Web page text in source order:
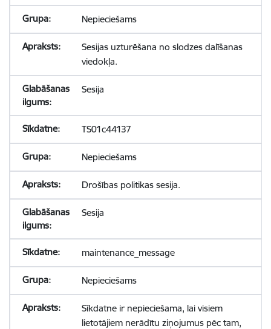
Nepieciešams
Sesijas uzturēšana no slodzes dalīšanas
viedokļa.
Sesija
TS01c44137
Nepieciešams
Drošības politikas sesija.
Sesija
maintenance_message
Nepieciešams
Sīkdatne ir nepieciešama, lai visiem
lietotājiem nerādītu ziņojumus pēc tam,